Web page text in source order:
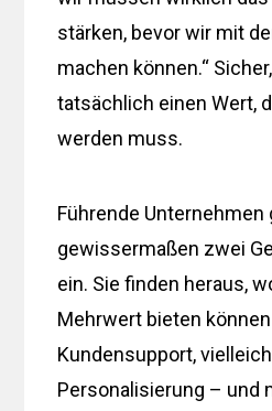
stärken, bevor wir mit
machen können.“
tatsächlich einen Wert,
werden muss.
Führende Unternehmen
gewissermaßen zwei
ein. Sie finden heraus,
Mehrwert bieten
Kundensupport,
Personalisierung – und